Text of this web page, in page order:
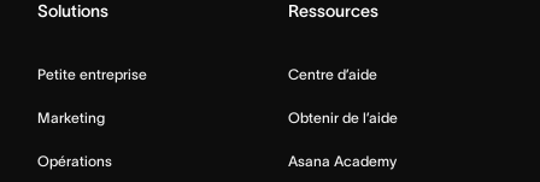
Solutions
Petite entreprise
Marketing
Opérations
Ressources
Centre d’aide
Obtenir de l’aide
Asana Academy